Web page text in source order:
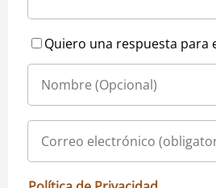
Quiero una respuesta para